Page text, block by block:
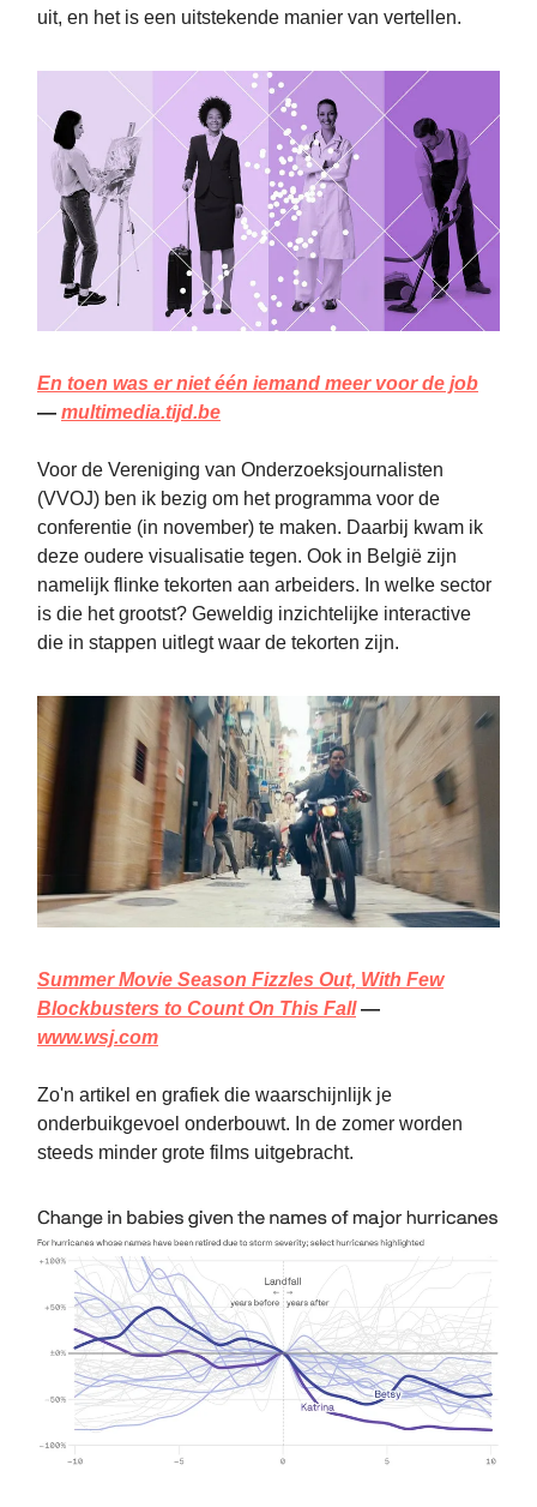
uit, en het is een uitstekende manier van vertellen.
En toen was er niet één iemand meer voor de job
— multimedia.tijd.be
Voor de Vereniging van Onderzoeksjournalisten
(VVOJ) ben ik bezig om het programma voor de
conferentie (in november) te maken. Daarbij kwam ik
deze oudere visualisatie tegen. Ook in België zijn
namelijk flinke tekorten aan arbeiders. In welke sector
is die het grootst? Geweldig inzichtelijke interactive
die in stappen uitlegt waar de tekorten zijn.
Summer Movie Season Fizzles Out, With Few
Blockbusters to Count On This Fall—
www.wsj.com
Zo'n artikel en grafiek die waarschijnlijk je
onderbuikgevoel onderbouwt. In de zomer worden
steeds minder grote films uitgebracht.